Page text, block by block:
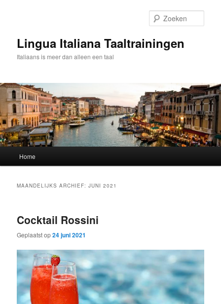
inhoud
inhoudLingua Italiana Taaltrainingen
Italiaans is meer dan alleen een taal
Home
MAANDELIJKS ARCHIEF:JUNI 2021
Cocktail Rossini
Geplaatst op24 juni 2021